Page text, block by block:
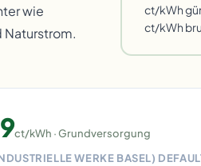
wie
ct/kWh
ct/kWh
ct/kWh · Grundversorgung
WERKE BASEL)